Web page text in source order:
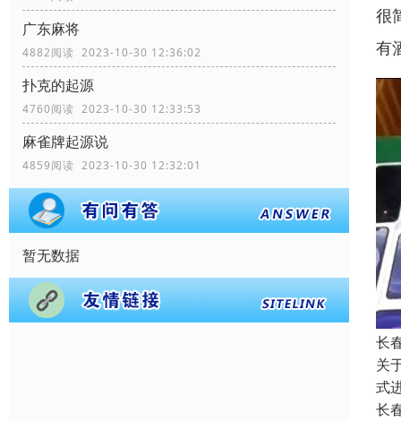
广东麻将
4882阅读 2023-10-30 12:36:02
扑克的起源
4760阅读 2023-10-30 12:33:53
麻雀牌起源说
4859阅读 2023-10-30 12:32:01
暂无数据
很
有
长
关
式
长